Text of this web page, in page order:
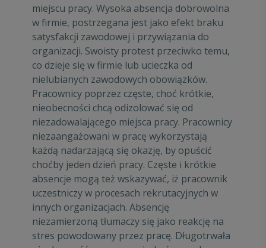
miejscu pracy. Wysoka absencja dobrowolna
w firmie, postrzegana jest jako efekt braku
satysfakcji zawodowej i przywiązania do
organizacji. Swoisty protest przeciwko temu,
co dzieje się w firmie lub ucieczka od
nielubianych zawodowych obowiązków.
Pracownicy poprzez częste, choć krótkie,
nieobecności chcą odizolować się od
niezadowalającego miejsca pracy. Pracownicy
niezaangażowani w pracę wykorzystają
każdą nadarzającą się okazję, by opuścić
choćby jeden dzień pracy. Częste i krótkie
absencje mogą też wskazywać, iż pracownik
uczestniczy w procesach rekrutacyjnych w
innych organizacjach. Absencję
niezamierzoną tłumaczy się jako reakcję na
stres powodowany przez pracę. Długotrwała